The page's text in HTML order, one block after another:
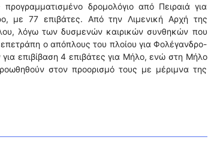
δρομολόγιο από Πειραιά για
με 77 επιβάτες. Από την Λιμενική Αρχή της
λόγω των δυσμενών καιρικών συνθηκών που
ο απόπλους του πλοίου για Φολέγανδρο-
επιβίβαση 4 επιβάτες για Μήλο, ενώ στη Μήλο
στον προορισμό τους με μέριμνα της